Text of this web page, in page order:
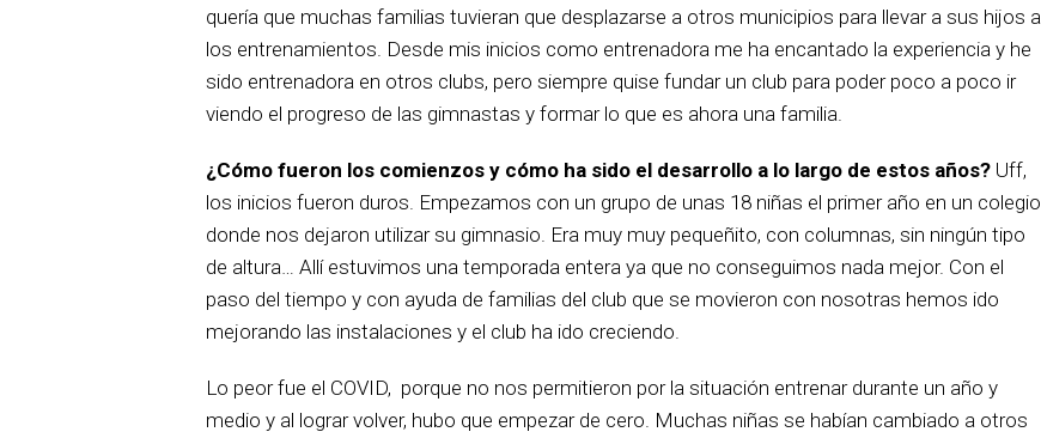
quería que muchas familias tuvieran que desplazarse a otros municipios para llevar a sus hijos a
los entrenamientos. Desde mis inicios como entrenadora me ha encantado la experiencia y he
sido entrenadora en otros clubs, pero siempre quise fundar un club para poder poco a poco ir
viendo el progreso de las gimnastas y formar lo que es ahora una familia.
¿Cómo fueron los comienzos y cómo ha sido el desarrollo a lo largo de estos años? Uff,
los inicios fueron duros. Empezamos con un grupo de unas 18 niñas el primer año en un colegio
donde nos dejaron utilizar su gimnasio. Era muy muy pequeñito, con columnas, sin ningún tipo
de altura… Allí estuvimos una temporada entera ya que no conseguimos nada mejor. Con el
paso del tiempo y con ayuda de familias del club que se movieron con nosotras hemos ido
mejorando las instalaciones y el club ha ido creciendo.
Lo peor fue el COVID, porque no nos permitieron por la situación entrenar durante un año y
medio y al lograr volver, hubo que empezar de cero. Muchas niñas se habían cambiado a otros